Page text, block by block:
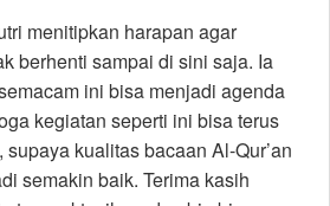
menitipkan harapan agar
berhenti sampai di sini saja. Ia
ini bisa menjadi agenda
kegiatan seperti ini bisa terus
kualitas bacaan Al-Qur’an
semakin baik. Terima kasih